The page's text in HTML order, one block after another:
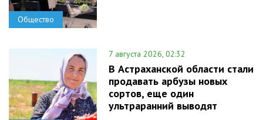
Общество
7 августа 2026, 02:32
В Астраханской области стали
продавать арбузы новых
сортов, еще один
ультраранний выводят